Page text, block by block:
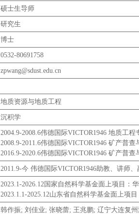
硕士生导师
研究生
博士
0532-80691758
zpwang@sdust.edu.cn
地质资源与地质工程
沉积学
2004.9-2008.6伟德国际VICTOR1946 地质工程
2008.9-2011.6伟德国际VICTOR1946 矿产普
2016.9-2020.6伟德国际VICTOR1946 矿产普
2011.9-今 伟德国际VICTOR1946助教、讲师、
2023.1-2026.12国家自然科学基金面上项目：
2023.1.1-2025.12山东省自然科学基金面上项
韩作振; 刘佳业; 张晓蕾; 王兆鹏; 辽宁大连复